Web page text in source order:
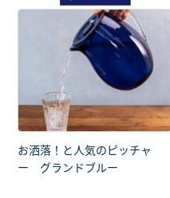
お洒落！と人気のピッチャ
ー グランドブルー